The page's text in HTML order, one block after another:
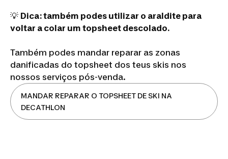
💡 Dica:também podes utilizar o araldite para
voltar a colar um topsheet descolado.
Também podes mandar reparar as zonas
danificadas do topsheet dos teus skis nos
nossos serviços pós-venda.
MANDAR REPARAR O TOPSHEET DE SKI NA
DECATHLON